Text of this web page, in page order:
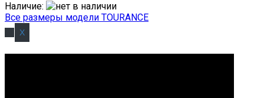
Наличие:
Все размеры модели TOURANCE